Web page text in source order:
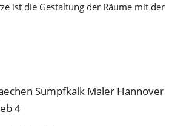
ist die Gestaltung der Räume mit der